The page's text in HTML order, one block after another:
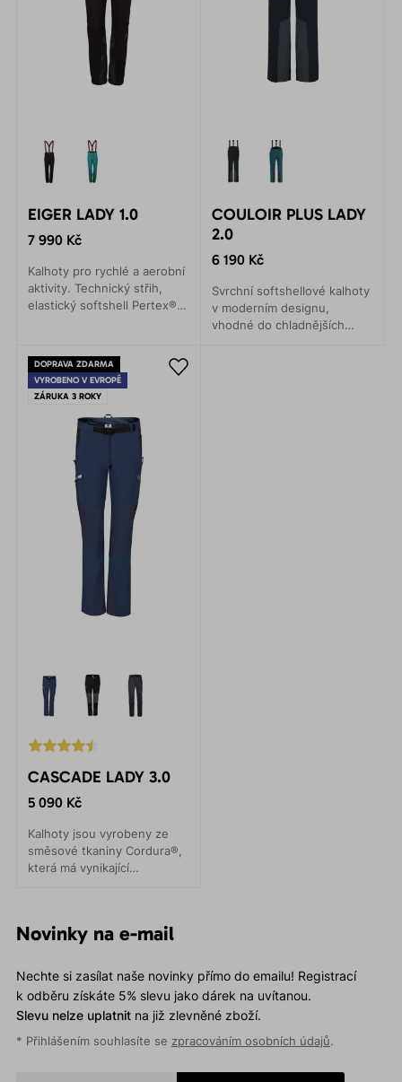
EIGER LADY 1.0
7 990 Kč
Kalhoty pro rychlé a aerobní
aktivity. Technický střih,
elastický softshell Pertex®
backcountry nebo zimní
lezení.
COULOIR PLUS LADY
2.0
6 190 Kč
Svrchní softshellové kalhoty
v moderním designu,
vhodné do chladnějších
DOPRAVA ZDARMA
VYROBENO V EVROPĚ
ZÁRUKA 3 ROKY
CASCADE LADY 3.0
5 090 Kč
Kalhoty jsou vyrobeny ze
směsové tkaniny Cordura®,
která má vynikající
a odvádí vlhkost od těla ven.
Novinky na e-mail
Nechte si zasílat naše novinky přímo do emailu! Registrací
k odběru získáte 5% slevu jako dárek na uvítanou.
Slevu nelze uplatnitna již zlevněné zboží.
* Přihlášením souhlasíte se zpracováním osobních údajů.